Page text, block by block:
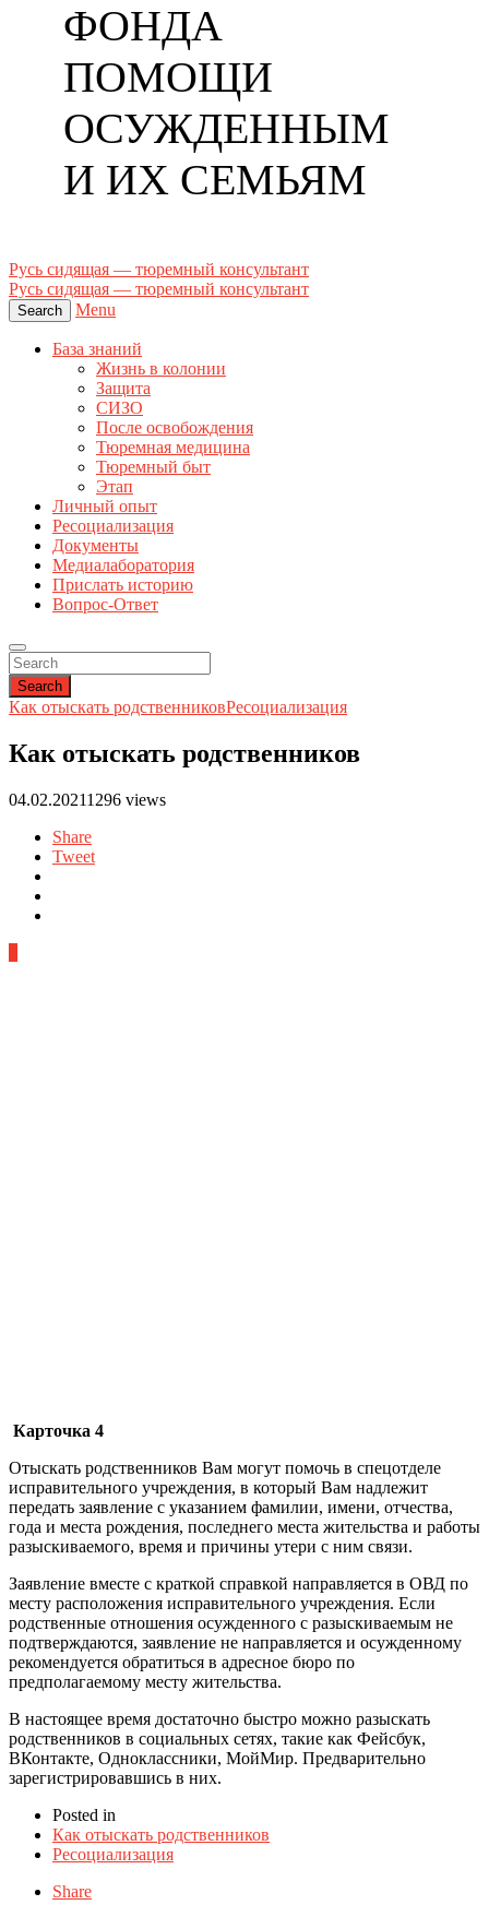
ФОНДА
ПОМОЩИ
ОСУЖДЕННЫМ
И ИХ СЕМЬЯМ
Русь сидящая — тюремный консультант
Русь сидящая — тюремный консультант
Search Menu
База знаний
Жизнь в колонии
Защита
СИЗО
После освобождения
Тюремная медицина
Тюремный быт
Этап
Личный опыт
Ресоциализация
Документы
Медиалаборатория
Прислать историю
Вопрос-Ответ
Search
Как отыскать родственниковРесоциализация
Как отыскать родственников
04.02.20211296 views
Share
Tweet
Карточка 4
Отыскать родственников Вам могут помочь в спецотделе
исправительного учреждения, в который Вам надлежит
передать заявление с указанием фамилии, имени, отчества,
года и места рождения, последнего места жительства и работы
разыскиваемого, время и причины утери с ним связи.
Заявление вместе с краткой справкой направляется в ОВД по
месту расположения исправительного учреждения. Если
родственные отношения осужденного с разыскиваемым не
подтверждаются, заявление не направляется и осужденному
рекомендуется обратиться в адресное бюро по
предполагаемому месту жительства.
В настоящее время достаточно быстро можно разыскать
родственников в социальных сетях, такие как Фейсбук,
ВКонтакте, Одноклассники, МойМир. Предварительно
зарегистрировавшись в них.
Posted in
Как отыскать родственников
Ресоциализация
Share